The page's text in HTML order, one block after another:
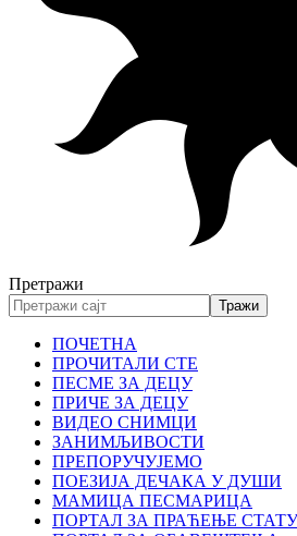
Претражи
ПОЧЕТНА
ПРОЧИТАЛИ СТЕ
ПЕСМЕ ЗА ДЕЦУ
ПРИЧЕ ЗА ДЕЦУ
ВИДЕО СНИМЦИ
ЗАНИМЉИВОСТИ
ПРЕПОРУЧУЈЕМО
ПОЕЗИЈА ДЕЧАКА У ДУШИ
МАМИЦА ПЕСМАРИЦА
ПОРТАЛ ЗА ПРАЋЕЊЕ